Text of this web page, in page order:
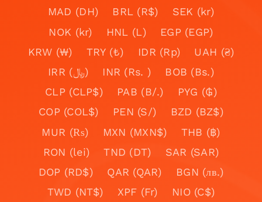
MAD (DH)
BRL (R$)
SEK (kr)
NOK (kr)
HNL (L)
EGP (EGP)
KRW (₩)
TRY (₺) IDR (Rp)
UAH (₴)
IRR (﷼)
INR (Rs. )
BOB (Bs.)
CLP (CLP$)
PAB (B/.)
PYG (₲)
COP (COL$)
PEN (S/)
BZD (BZ$)
MUR (₨)
MXN (MXN$)
THB (฿)
RON (lei)
TND (DT)
SAR (SAR)
DOP (RD$)
QAR (QAR)
BGN (лв.)
TWD (NT$)
XPF (Fr)
NIO (C$)